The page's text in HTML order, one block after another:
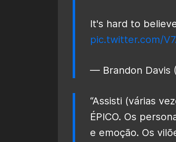
It's hard to
pic.twitter.com/
— Brandon Davis
“Assisti (várias
ÉPICO. Os
e emoção. Os